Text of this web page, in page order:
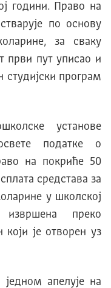
години. Право на
по основу
за сваку
први пут уписао и
студијски програм
установе
податке о
на покриће 50
средстава за
у школској
преко
који је отворен уз
једном апелује на